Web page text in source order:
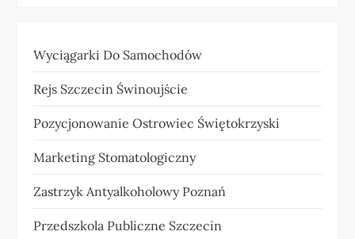
Wyciągarki Do Samochodów
Rejs Szczecin Świnoujście
Pozycjonowanie Ostrowiec Świętokrzyski
Marketing Stomatologiczny
Zastrzyk Antyalkoholowy Poznań
Przedszkola Publiczne Szczecin